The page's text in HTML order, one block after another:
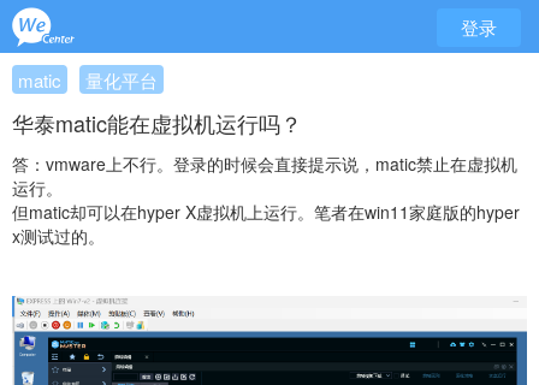
登录
matic 量化平台
华泰matic能在虚拟机运行吗？
答：vmware上不行。登录的时候会直接提示说，matic禁止在虚拟机
运行。
但matic却可以在hyper X虚拟机上运行。笔者在win11家庭版的hyper
x测试过的。